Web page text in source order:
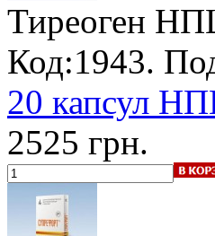
Тиреоген
Код:1943.
20 капсул
2525 грн.